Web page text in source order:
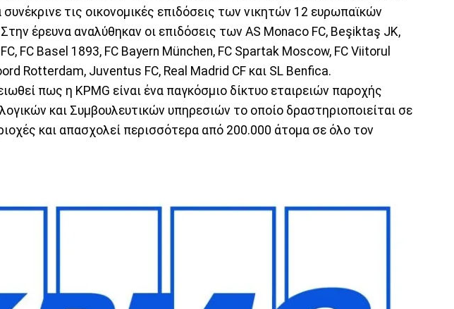
τις οικονομικές επιδόσεις των νικητών 12 ευρωπαϊκών
έρευνα αναλύθηκαν οι επιδόσεις των AS Monaco FC, Beşiktaş JK,
FC Basel 1893, FC Bayern München, FC Spartak Moscow, FC Viitorul
Rotterdam, Juventus FC, Real Madrid CF και SL Benfica.
πως η KPMG είναι ένα παγκόσμιο δίκτυο εταιρειών παροχής
και Συμβουλευτικών υπηρεσιών το οποίο δραστηριοποιείται σε
και απασχολεί περισσότερα από 200.000 άτομα σε όλο τον